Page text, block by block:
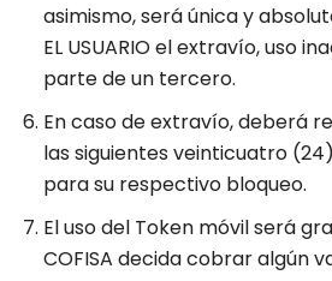
asimismo, será única y
EL USUARIO el extravío, uso
parte de un tercero.
En caso de extravío, deberá
las siguientes veinticuatro
para su respectivo bloqueo.
El uso del Token móvil será
COFISA decida cobrar algún